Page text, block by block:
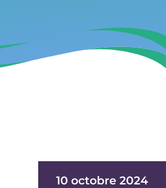
10 octobre 2024